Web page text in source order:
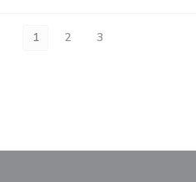
1 2 3